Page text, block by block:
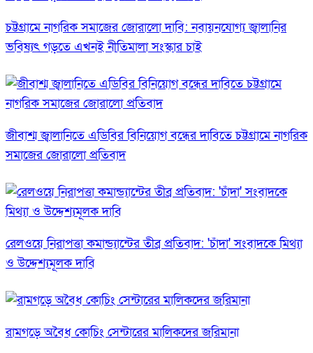
চট্টগ্রামে নাগরিক সমাজের জোরালো দাবি: নবায়নযোগ্য জ্বালানির
ভবিষ্যৎ গড়তে এখনই নীতিমালা সংস্কার চাই
জীবাশ্ম জ্বালানিতে এডিবির বিনিয়োগ বন্ধের দাবিতে চট্টগ্রামে নাগরিক
সমাজের জোরালো প্রতিবাদ
রেলওয়ে নিরাপত্তা কমান্ড্যান্টের তীব্র প্রতিবাদ: 'চাঁদা' সংবাদকে মিথ্যা
ও উদ্দেশ্যমূলক দাবি
রামগড়ে অবৈধ কোচিং সেন্টারের মালিকদের জরিমানা